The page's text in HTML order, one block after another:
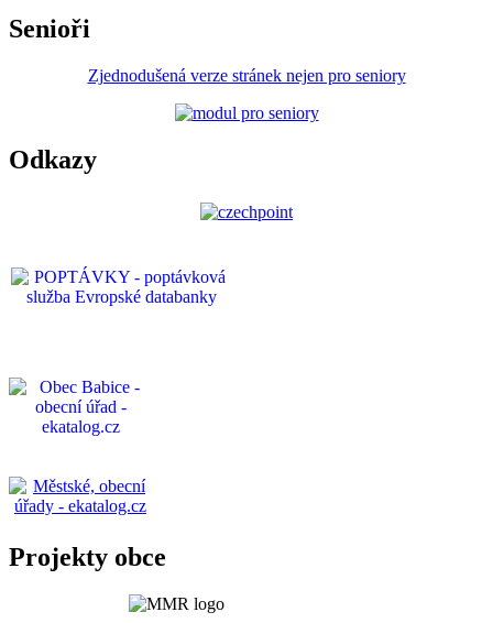
Senioři
Zjednodušená verze stránek nejen pro seniory
Odkazy
Projekty obce